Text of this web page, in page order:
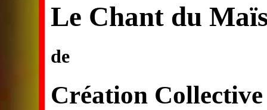
Le Chant du
de
Création Collective